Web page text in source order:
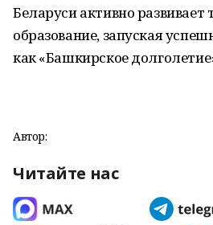
Беларуси активно развивает
образование, запуская
как «Башкирское
Автор:
Читайте нас